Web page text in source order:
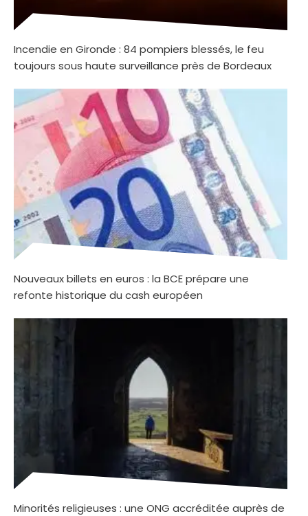
Incendie en Gironde : 84 pompiers blessés, le feu
toujours sous haute surveillance près de Bordeaux
Nouveaux billets en euros : la BCE prépare une
refonte historique du cash européen
Minorités religieuses : une ONG accréditée auprès de